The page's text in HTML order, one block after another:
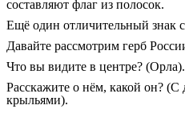
составляют флаг из полосок.
Ещё один отличительный знак
Давайте рассмотрим герб
Что вы видите в центре? (Орла).
Расскажите о нём, какой он?
крыльями).